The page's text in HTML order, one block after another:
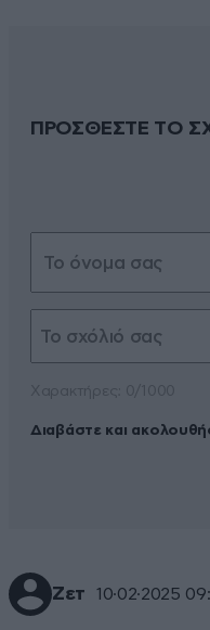
ΠΡΟΣΘΕΣΤΕ ΤΟ
Διαβάστε και
Zετ 10·02·2025